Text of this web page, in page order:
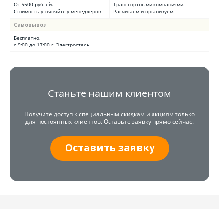
От 6500 рублей.
Стоимость уточняйте у менеджеров
Транспортными компаниями.
Расчитаем и организуем.
Самовывоз
Бесплатно.
с 9:00 до 17:00 г. Электросталь
Станьте нашим клиентом
Получите доступ к специальным скидкам и акциям только
для постоянных клиентов. Оставьте заявку прямо сейчас.
Оставить заявку